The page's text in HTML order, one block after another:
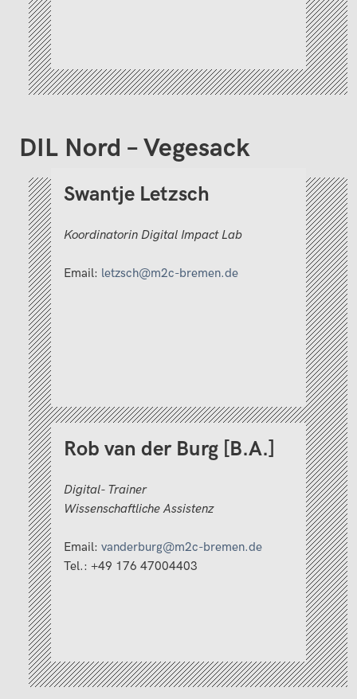
DIL Nord – Vegesack
Swantje Letzsch
Koordinatorin Digital Impact Lab
Email: letzsch@m2c-bremen.de
Rob van der Burg [B.A.]
Digital- Trainer
Wissenschaftliche Assistenz
Email: vanderburg@m2c-bremen.de
Tel.: +49 176 47004403